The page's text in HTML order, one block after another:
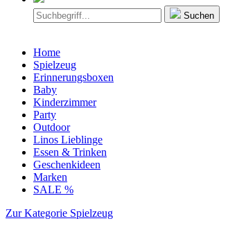
Suchen
Home
Spielzeug
Erinnerungsboxen
Baby
Kinderzimmer
Party
Outdoor
Linos Lieblinge
Essen & Trinken
Geschenkideen
Marken
SALE %
Zur Kategorie Spielzeug